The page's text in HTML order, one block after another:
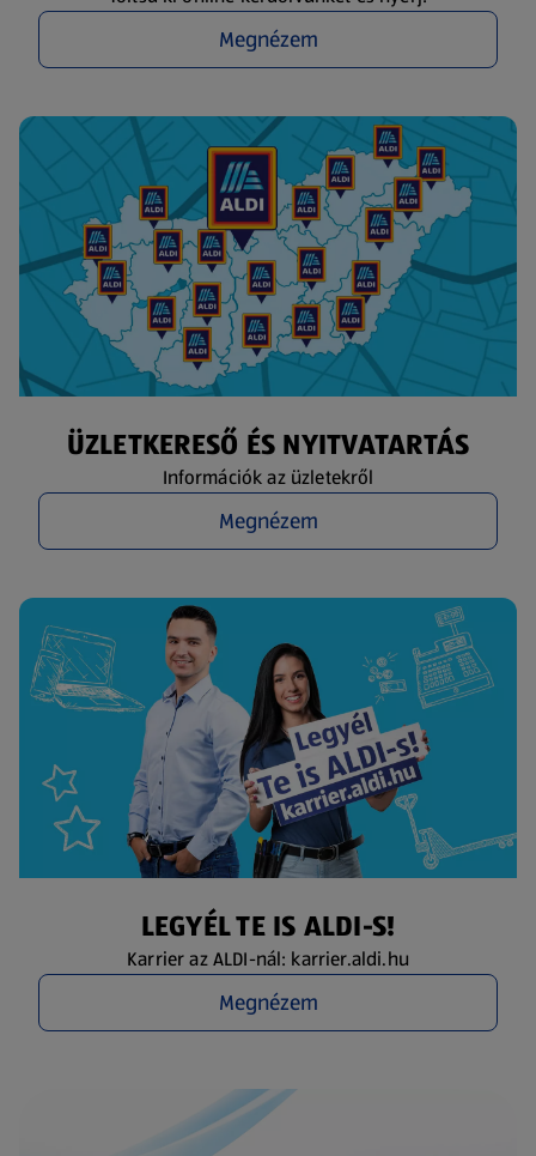
Megnézem
ÜZLETKERESŐ ÉS NYITVATARTÁS
Információk az üzletekről
Megnézem
LEGYÉL TE IS ALDI-S!
Karrier az ALDI-nál: karrier.aldi.hu
Megnézem